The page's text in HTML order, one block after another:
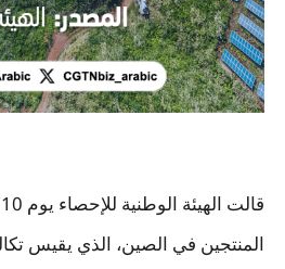
قالت الهيئة الوطنية للإحصاء يوم 10
المنتجين في الصين، الذي يقيس